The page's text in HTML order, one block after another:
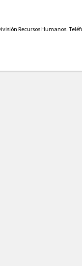
Recursos Humanos.